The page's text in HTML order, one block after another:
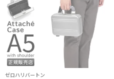
ゼロハリバートン